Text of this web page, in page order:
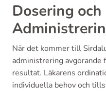
Dosering och
När det kommer till
administrering avgörande
resultat. Läkarens
individuella behov och